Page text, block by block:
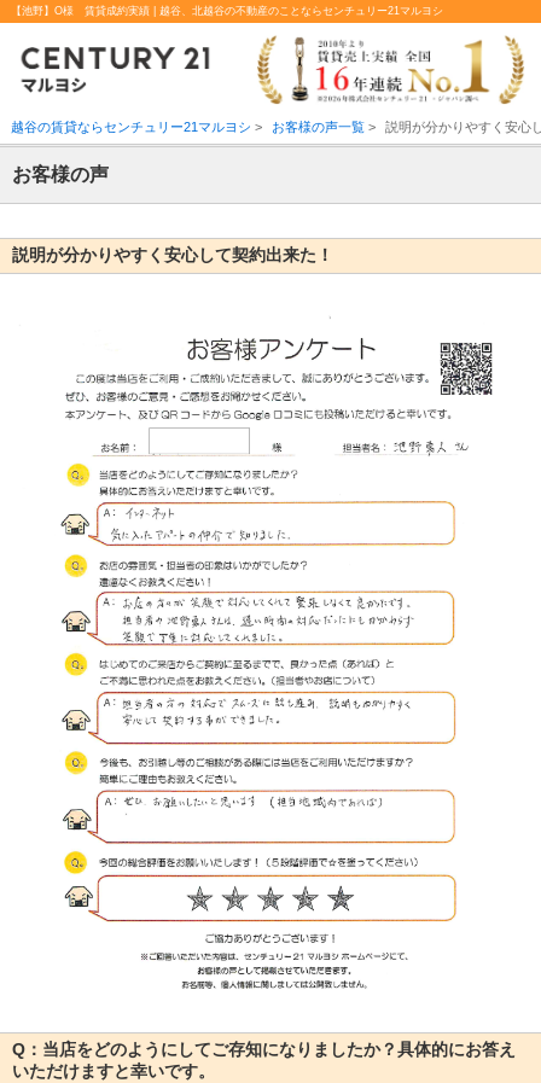
【池野】O様 賃貸成約実績 | 越谷、北越谷の不動産のことならセンチュリー21マルヨシ
越谷の賃貸ならセンチュリー21マルヨシ > お客様の声一覧> 説明が分かりやすく安心
お客様の声
説明が分かりやすく安心して契約出来た！
Q：当店をどのようにしてご存知になりましたか？具体的にお答え
いただけますと幸いです。